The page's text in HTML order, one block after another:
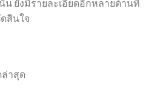
น ยังมีรายละเอียดอีกหลายด้านที่
สินใจ
ล่าสุด